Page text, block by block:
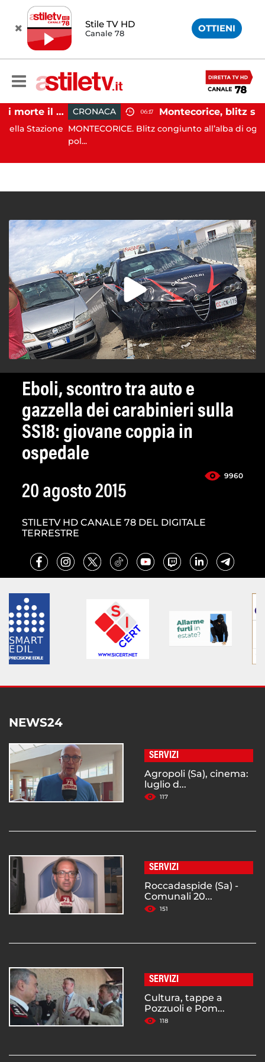
Stile TV HD
Canale 78 OTTIENI
Striano, minaccia di morte il sindaco: 67enne ai domiciliari CRONACA 06:17
MONTECORICE. Blitz congiunto all’alba di oggi da
Eboli, scontro tra auto e
gazzella dei carabinieri sulla
SS18: giovane coppia in
ospedale
9960
20 agosto 2015
STILETV HD CANALE 78 DEL DIGITALE
TERRESTRE
NEWS24
SERVIZI
Agropoli (Sa), cinema:
luglio d...
117
SERVIZI
Roccadaspide (Sa) -
Comunali 20...
151
SERVIZI
Cultura, tappe a
Pozzuoli e Pom...
118